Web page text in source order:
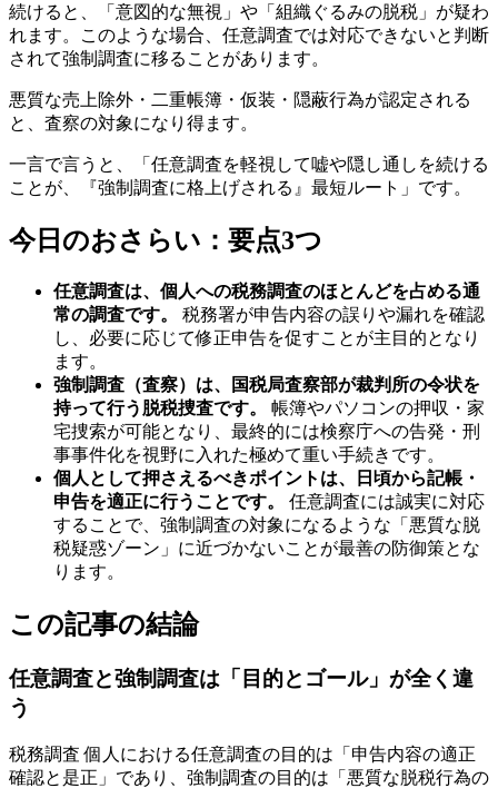
続けると、「意図的な無視」や「組織ぐるみの脱税」が疑わ
れます。このような場合、任意調査では対応できないと判断
されて強制調査に移ることがあります。
悪質な売上除外・二重帳簿・仮装・隠蔽行為が認定される
と、査察の対象になり得ます。
一言で言うと、「任意調査を軽視して嘘や隠し通しを続ける
ことが、『強制調査に格上げされる』最短ルート」です。
今日のおさらい：要点3つ
任意調査は、個人への税務調査のほとんどを占める通
常の調査です。
税務署が申告内容の誤りや漏れを確認
し、必要に応じて修正申告を促すことが主目的となり
ます。
強制調査（査察）は、国税局査察部が裁判所の令状を
持って行う脱税捜査です。
帳簿やパソコンの押収・家
宅捜索が可能となり、最終的には検察庁への告発・刑
事事件化を視野に入れた極めて重い手続きです。
個人として押さえるべきポイントは、日頃から記帳・
申告を適正に行うことです。
任意調査には誠実に対応
することで、強制調査の対象になるような「悪質な脱
税疑惑ゾーン」に近づかないことが最善の防御策とな
ります。
この記事の結論
任意調査と強制調査は「目的とゴール」が全く違
う
税務調査 個人における任意調査の目的は「申告内容の適正
確認と是正」であり、強制調査の目的は「悪質な脱税行為の